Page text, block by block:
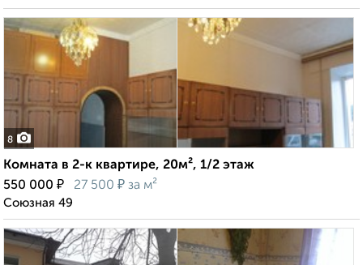
8
Комната в 2-к квартире, 20м², 1/2 этаж
550 000 ₽ 27 500 ₽ за м²
Союзная 49